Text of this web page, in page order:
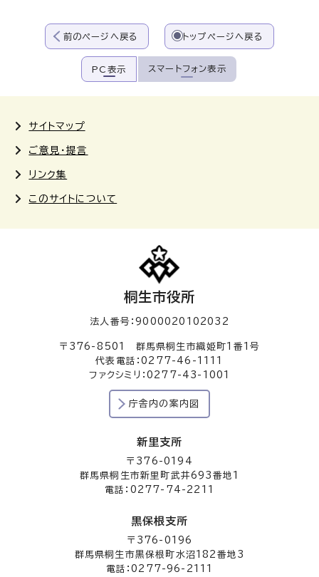
前のページへ戻る トップページへ戻る
PC表示 スマートフォン表示
サイトマップ
ご意見・提言
リンク集
このサイトについて
桐生市役所
法人番号：9000020102032
〒376-8501 群馬県桐生市織姫町1番1号
代表電話：0277-46-1111
ファクシミリ：0277-43-1001
庁舎内の案内図
新里支所
〒376-0194
群馬県桐生市新里町武井693番地1
電話：0277-74-2211
黒保根支所
〒376-0196
群馬県桐生市黒保根町水沼182番地3
電話：0277-96-2111